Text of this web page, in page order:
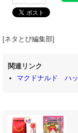
[ネタとぴ編集部]
関連リンク
マクドナルド ハッ